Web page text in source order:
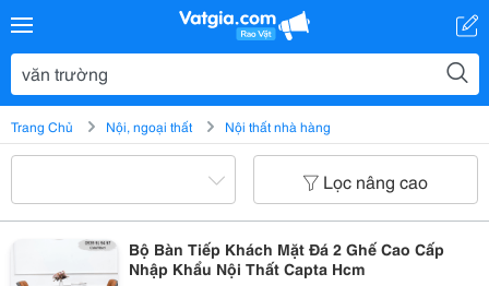
Trang Chủ Nội, ngoại thất Nội thất nhà hàng
Lọc nâng cao
Bộ Bàn Tiếp Khách Mặt Đá 2 Ghế Cao Cấp
Nhập Khẩu Nội Thất Capta Hcm